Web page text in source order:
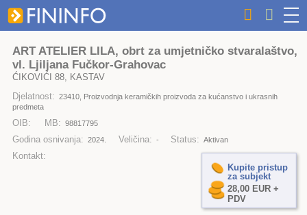
ART ATELIER LILA, obrt za umjetničko stvaralaštvo,
vl. Ljiljana Fučkor-Grahovac
ĆIKOVIĆI 88, KASTAV
Djelatnost: 23410, Proizvodnja keramičkih proizvoda za kućanstvo i ukrasnih
predmeta
OIB: MB: 98817795
Godina osnivanja: 2024. Veličina: - Status: Aktivan
Kontakt:
Kupite pristup
za subjekt
28,00 EUR +
PDV